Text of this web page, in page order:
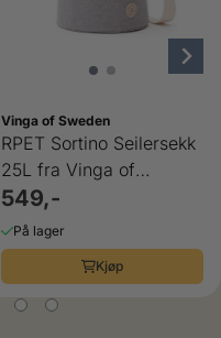
Vinga of Sweden
RPET Sortino Seilersekk
25L fra Vinga of
Sweden
549,-
På lager
Kjøp